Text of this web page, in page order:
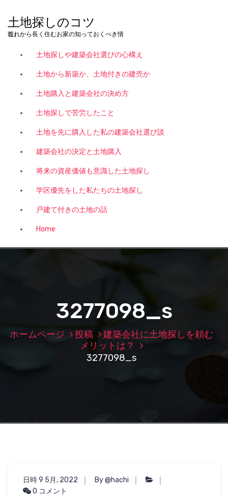
土地探しのコツ
これから長く住むお家の知っておくべき情報。
土地探しや建築会社選びの心構え
土地から新築か、土地付きの建売か
土地購入と建築会社の決め方
土地探しで苦労したこと
土地を先に購入した私の建築会社選び談
建築会社の決定と土地購入
将来の資産価値も意識した土地探し
学区優先をした私たちの土地探し
戸建て付きの土地の話
Home
3277098_s
ホームページ 投稿
建築会社に土地探しを頼む
メリットは？
3277098_s
日時 9 5月, 2022
By @hachi
0 コメント